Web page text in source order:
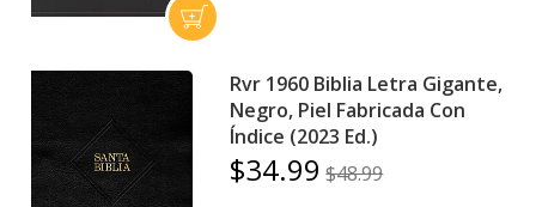
Rvr 1960 Biblia Letra Gigante,
Negro, Piel Fabricada Con
Índice (2023 Ed.)
$34.99 $48.99